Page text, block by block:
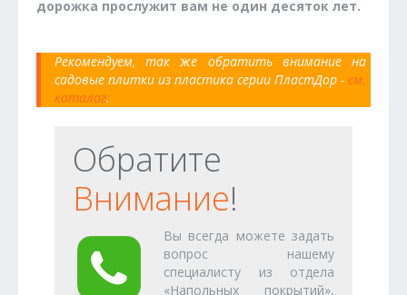
дорожка прослужит вам не один десяток лет.
Рекомендуем, так же обратить внимание на
садовые плитки из пластика серии ПластДор - см.
каталог.
Обратите
Внимание!
Вы всегда можете задать
вопрос нашему
специалисту из отдела
«Напольных покрытий»,